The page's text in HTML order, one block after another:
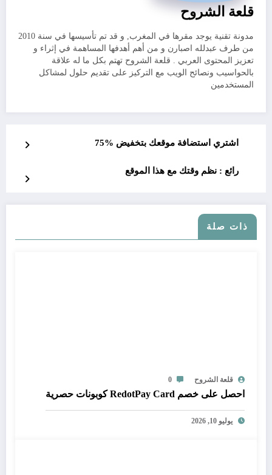
قلعة الشروح
مدونة تقنية يوجد مقرها في المغرب, و قد تم تأسيسها في سنة 2010
من طرف عبدلله اصبارن و من أهم أهدفها المساهمة في إثراء و
تعزيز المحتوى العربي . قلعة الشروح تهتم بكل ما له علاقة
بالحواسيب ونصائح الويب مع التركيز على تقديم حلول لمشاكل
المستخدمين
اشتري استضافة موقعك بتخفيض %75
رائع : نظم وقتك مع هذا الموقع
ذات صلة
قلعة الشروح 0
احصل على خصم RedotPay Card كوبونات حصرية
يوليو 10, 2026